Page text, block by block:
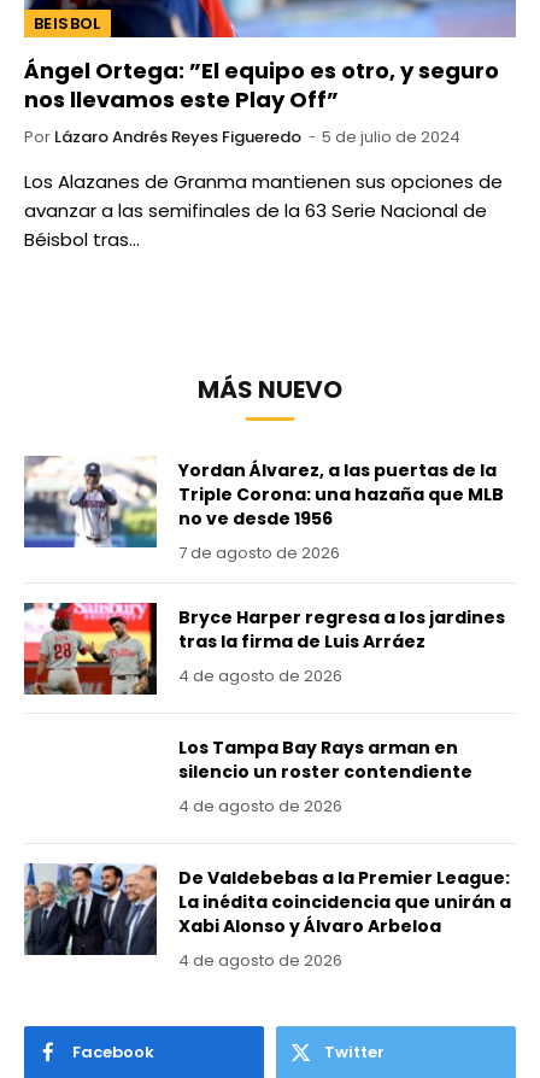
BEISBOL
Ángel Ortega: ”El equipo es otro, y seguro
nos llevamos este Play Off”
Por Lázaro Andrés Reyes Figueredo 5 de julio de 2024
Los Alazanes de Granma mantienen sus opciones de
avanzar a las semifinales de la 63 Serie Nacional de
Béisbol tras…
MÁS NUEVO
Yordan Álvarez, a las puertas de la
Triple Corona: una hazaña que MLB
no ve desde 1956
7 de agosto de 2026
Bryce Harper regresa a los jardines
tras la firma de Luis Arráez
4 de agosto de 2026
Los Tampa Bay Rays arman en
silencio un roster contendiente
4 de agosto de 2026
De Valdebebas a la Premier League:
La inédita coincidencia que unirán a
Xabi Alonso y Álvaro Arbeloa
4 de agosto de 2026
Facebook Twitter